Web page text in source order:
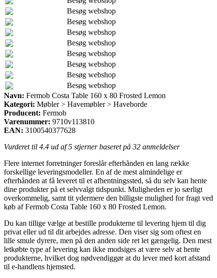
Besøg webshop
Besøg webshop
Besøg webshop
Besøg webshop
Besøg webshop
Besøg webshop
Besøg webshop
Besøg webshop
Navn: Fermob Costa Table 160 x 80 Frosted Lemon
Kategori: Møbler > Havemøbler > Haveborde
Producent: Fermob
Varenummer: 9710v113810
EAN: 3100540377628
Vurderet til 4.4 ud af 5 stjerner baseret på 32 anmeldelser
Flere internet forretninger foreslår efterhånden en lang række
forskellige leveringsmodeller. En af de mest almindelige er
efterhånden at få leveret til et afhentningssted, så du selv kan hente
dine produkter på et selvvalgt tidspunkt. Muligheden er jo særligt
overkommelig, samt tit ydermere den billigste mulighed for fragt ved
køb af Fermob Costa Table 160 x 80 Frosted Lemon.
Du kan tillige vælge at bestille produkterne til levering hjem til dig
privat eller ud til dit arbejdes adresse. Den viser sig som oftest en
lille smule dyrere, men på den anden side ret let gængelig. Den mest
letkøbte type af levering kan ikke modsiges at være selv at hente
produkterne, hvilket dog nødvendiggør at du lever med kort afstand
til e-handlens hjemsted.